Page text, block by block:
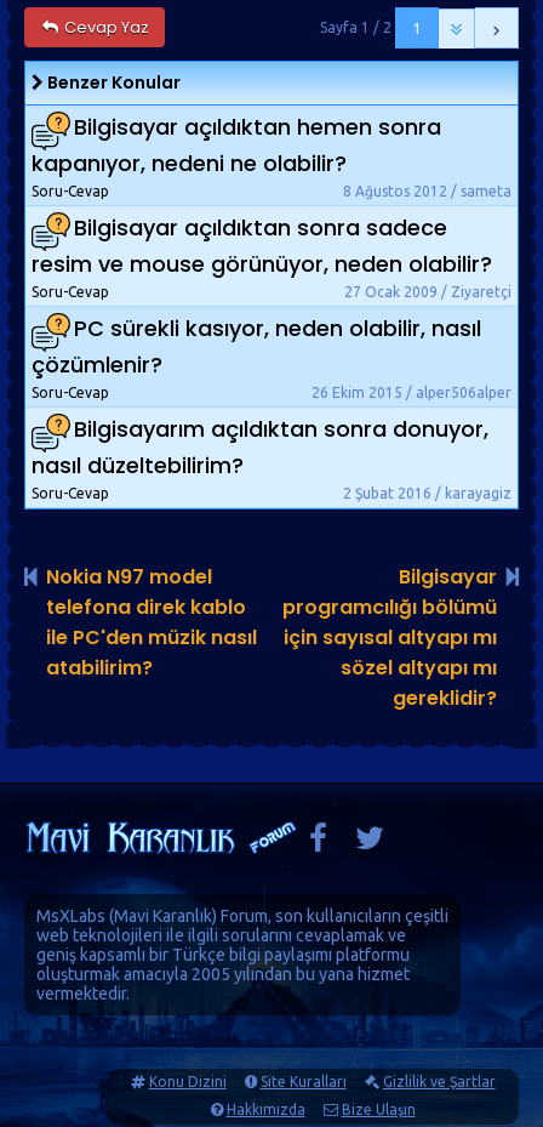
Cevap Yaz 1
Sayfa 1 / 2
Benzer Konular
Bilgisayar açıldıktan hemen sonra
kapanıyor, nedeni ne olabilir?
8 Ağustos 2012 / sameta
Soru-Cevap
Bilgisayar açıldıktan sonra sadece
resim ve mouse görünüyor, neden olabilir?
27 Ocak 2009 / Ziyaretçi
Soru-Cevap
PC sürekli kasıyor, neden olabilir, nasıl
çözümlenir?
26 Ekim 2015 / alper506alper
Soru-Cevap
Bilgisayarım açıldıktan sonra donuyor,
nasıl düzeltebilirim?
2 Şubat 2016 / karayagiz
Soru-Cevap
Nokia N97 model
telefona direk kablo
ile PC'den müzik nasıl
atabilirim?
Bilgisayar
programcılığı bölümü
için sayısal altyapı mı
sözel altyapı mı
gereklidir?
MsXLabs (Mavi Karanlık) Forum, son kullanıcıların çeşitli
web teknolojileri ile ilgili sorularını cevaplamak ve
geniş kapsamlı bir Türkçe bilgi paylaşımı platformu
oluşturmak amacıyla 2005 yılından bu yana hizmet
vermektedir.
Konu Dizini Site Kuralları
Gizlilik ve Şartlar
Hakkımızda
Bize Ulaşın